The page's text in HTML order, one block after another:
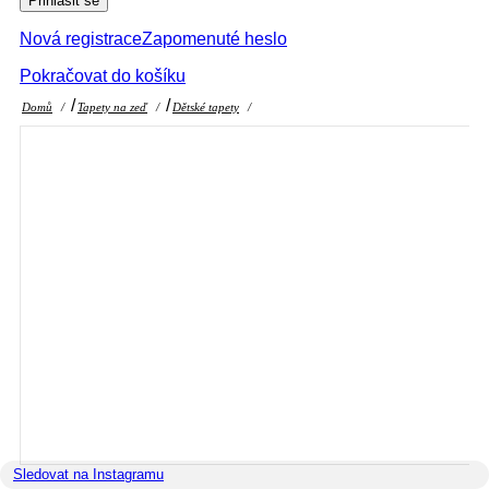
Nová registraceZapomenuté heslo
Pokračovat do košíku
Domů / Tapety na zeď / Dětské tapety /
Sledovat na Instagramu